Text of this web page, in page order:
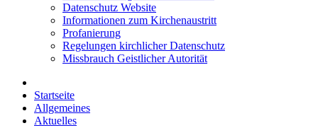
Datenschutz Website
Informationen zum Kirchenaustritt
Profanierung
Regelungen kirchlicher Datenschutz
Missbrauch Geistlicher Autorität
Startseite
Allgemeines
Aktuelles